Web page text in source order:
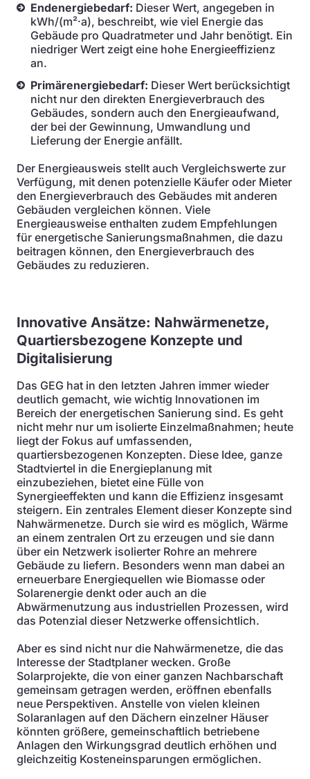
Endenergiebedarf: Dieser Wert, angegeben in
kWh/(m²·a), beschreibt, wie viel Energie das
Gebäude pro Quadratmeter und Jahr benötigt. Ein
niedriger Wert zeigt eine hohe Energieeffizienz
an.
Primärenergiebedarf: Dieser Wert berücksichtigt
nicht nur den direkten Energieverbrauch des
Gebäudes, sondern auch den Energieaufwand,
der bei der Gewinnung, Umwandlung und
Lieferung der Energie anfällt.
Der Energieausweis stellt auch Vergleichswerte zur
Verfügung, mit denen potenzielle Käufer oder Mieter
den Energieverbrauch des Gebäudes mit anderen
Gebäuden vergleichen können. Viele
Energieausweise enthalten zudem Empfehlungen
für energetische Sanierungsmaßnahmen, die dazu
beitragen können, den Energieverbrauch des
Gebäudes zu reduzieren.
Innovative Ansätze: Nahwärmenetze,
Quartiersbezogene Konzepte und
Digitalisierung
Das GEG hat in den letzten Jahren immer wieder
deutlich gemacht, wie wichtig Innovationen im
Bereich der energetischen Sanierung sind. Es geht
nicht mehr nur um isolierte Einzelmaßnahmen; heute
liegt der Fokus auf umfassenden,
quartiersbezogenen Konzepten. Diese Idee, ganze
Stadtviertel in die Energieplanung mit
einzubeziehen, bietet eine Fülle von
Synergieeffekten und kann die Effizienz insgesamt
steigern. Ein zentrales Element dieser Konzepte sind
Nahwärmenetze. Durch sie wird es möglich, Wärme
an einem zentralen Ort zu erzeugen und sie dann
über ein Netzwerk isolierter Rohre an mehrere
Gebäude zu liefern. Besonders wenn man dabei an
erneuerbare Energiequellen wie Biomasse oder
Solarenergie denkt oder auch an die
Abwärmenutzung aus industriellen Prozessen, wird
das Potenzial dieser Netzwerke offensichtlich.
Aber es sind nicht nur die Nahwärmenetze, die das
Interesse der Stadtplaner wecken. Große
Solarprojekte, die von einer ganzen Nachbarschaft
gemeinsam getragen werden, eröffnen ebenfalls
neue Perspektiven. Anstelle von vielen kleinen
Solaranlagen auf den Dächern einzelner Häuser
könnten größere, gemeinschaftlich betriebene
Anlagen den Wirkungsgrad deutlich erhöhen und
gleichzeitig Kosteneinsparungen ermöglichen.